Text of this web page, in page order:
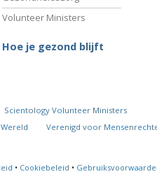
Volunteer Ministers
Hoe je gezond blijft
Scientology Volunteer Ministers
Verenigd voor
• Cookiebeleid •